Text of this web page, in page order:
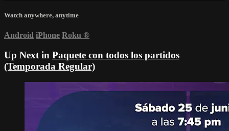
Watch anywhere, anytime
Android iPhone Roku ®
Up Next in Paquete con todos los partidos
(Temporada Regular)